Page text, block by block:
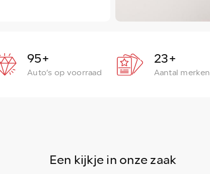
95+
Auto’s op voorraad
23+
Aantal merken
Een kijkje in onze zaak